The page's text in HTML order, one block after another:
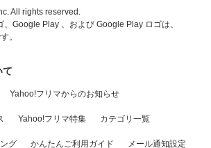
All rights reserved.
、Google Play 、および Google Play ロゴは、
。
て
Yahoo!フリマからのお知らせ
Yahoo!フリマ特集 カテゴリ一覧
グ かんたんご利用ガイド メール通知設定